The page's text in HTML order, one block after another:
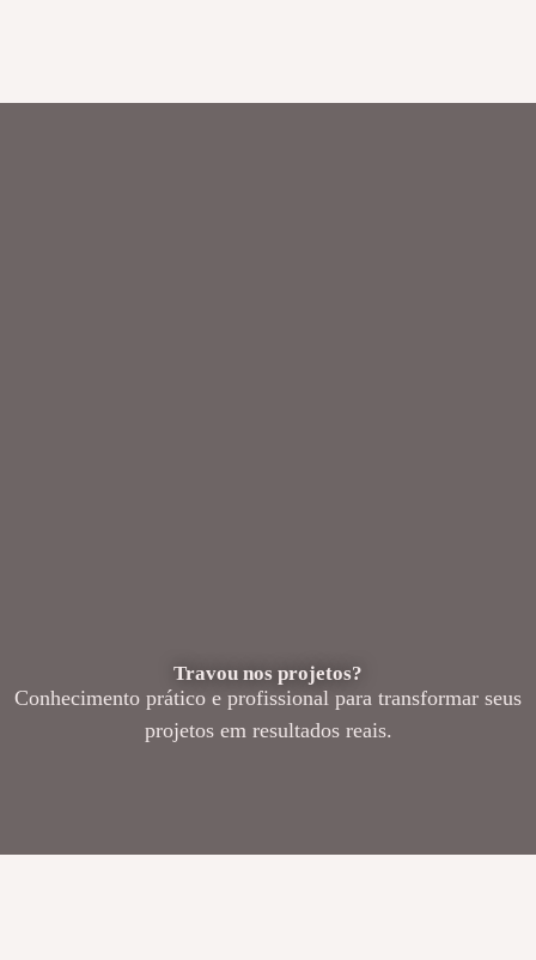
Travou nos projetos?
Conhecimento prático e profissional para transformar seus
projetos em resultados reais.